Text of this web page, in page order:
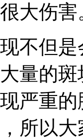
大伤害
不但
量的
严重
所以